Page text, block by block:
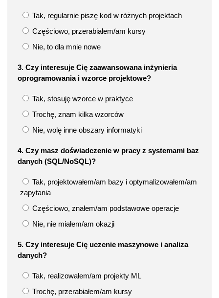
Tak, regularnie piszę kod w różnych projektach
Częściowo, przerabiałem/am kursy
Nie, to dla mnie nowe
3. Czy interesuje Cię zaawansowana inżynieria
oprogramowania i wzorce projektowe?
Tak, stosuję wzorce w praktyce
Trochę, znam kilka wzorców
Nie, wolę inne obszary informatyki
4. Czy masz doświadczenie w pracy z systemami baz
danych (SQL/NoSQL)?
Tak, projektowałem/am bazy i optymalizowałem/am
zapytania
Częściowo, znałem/am podstawowe operacje
Nie, nie miałem/am okazji
5. Czy interesuje Cię uczenie maszynowe i analiza
danych?
Tak, realizowałem/am projekty ML
Trochę, przerabiałem/am kursy